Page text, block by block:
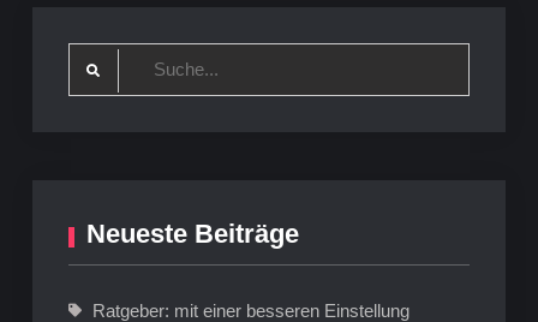
Neueste Beiträge
Ratgeber: mit einer besseren Einstellung